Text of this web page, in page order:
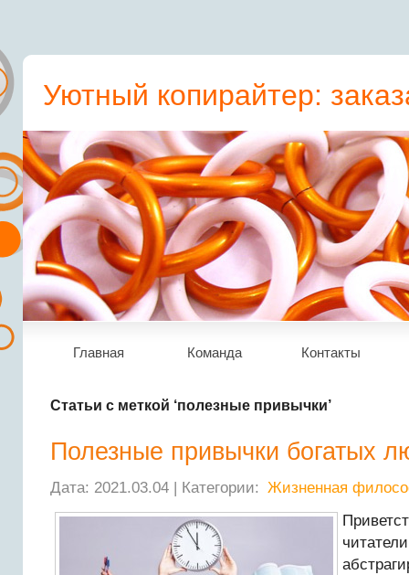
Уютный копирайтер:
пресс-релиз, статьи,
Главная Команда Контакты
Статьи с меткой ‘полезные привычки’
Полезные привычки богатых
Дата: 2021.03.04 | Категории: Жизненная